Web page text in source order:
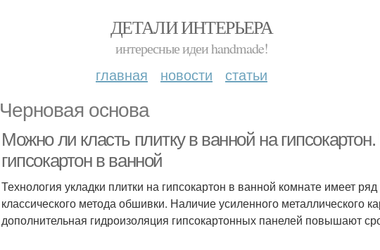
ДЕТАЛИ ИНТЕРЬЕРА
интересные идеи handmade!
главная новости статьи
Черновая основа
Можно ли класть плитку в ванной на гипсокартон.
гипсокартон в ванной
Технология укладки плитки на гипсокартон в ванной комнате имеет
классического метода обшивки. Наличие усиленного металлического
дополнительная гидроизоляция гипсокартонных панелей повышают